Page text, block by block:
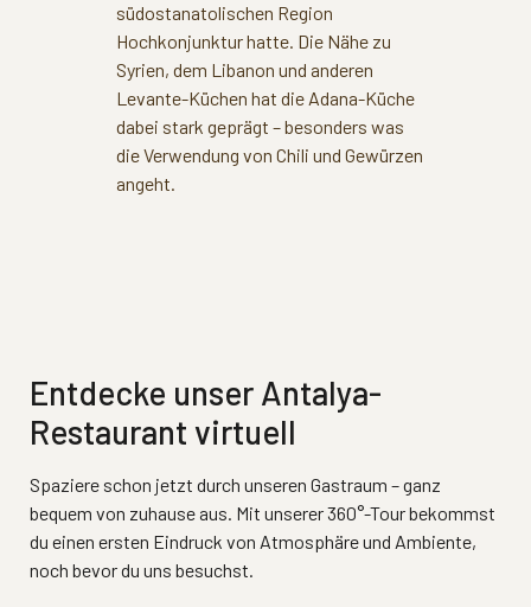
südostanatolischen Region
Hochkonjunktur hatte. Die Nähe zu
Syrien, dem Libanon und anderen
Levante-Küchen hat die Adana-Küche
dabei stark geprägt – besonders was
die Verwendung von Chili und Gewürzen
angeht.
Entdecke unser Antalya-
Restaurant virtuell
Spaziere schon jetzt durch unseren Gastraum – ganz
bequem von zuhause aus. Mit unserer 360°-Tour bekommst
du einen ersten Eindruck von Atmosphäre und Ambiente,
noch bevor du uns besuchst.